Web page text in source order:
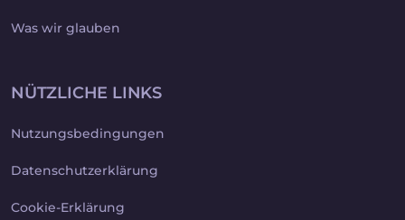
Was wir glauben
NÜTZLICHE LINKS
Nutzungsbedingungen
Datenschutzerklärung
Cookie-Erklärung